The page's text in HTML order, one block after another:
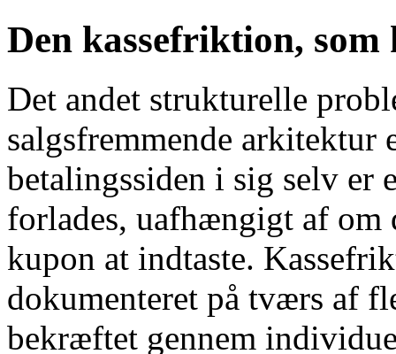
Den kassefriktion,
Det andet strukturelle
salgsfremmende arkitektur
betalingssiden i sig selv er
forlades, uafhængigt af om
kupon at indtaste.
dokumenteret på tværs af
bekræftet gennem